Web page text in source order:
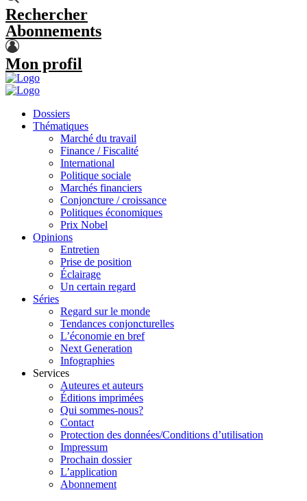
Rechercher
Abonnements
Mon profil
Dossiers
Thématiques
Marché du travail
Finance / Fiscalité
International
Politique sociale
Marchés financiers
Conjoncture / croissance
Politiques économiques
Prix Nobel
Opinions
Entretien
Prise de position
Éclairage
Un certain regard
Séries
Regard sur le monde
Tendances conjoncturelles
L’économie en bref
Next Generation
Infographies
Services
Auteures et auteurs
Éditions imprimées
Qui sommes-nous?
Contact
Protection des données/Conditions d’utilisation
Impressum
Prochain dossier
L’application
Abonnement